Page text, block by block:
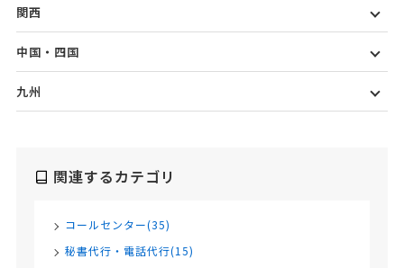
関西
中国・四国
九州
関連するカテゴリ
コールセンター(35)
秘書代行・電話代行(15)